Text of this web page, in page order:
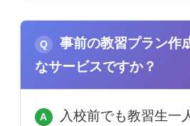
事前の教習プラン作
なサービスですか？
入校前でも教習生一